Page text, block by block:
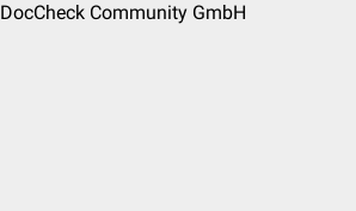
DocCheck Community GmbH